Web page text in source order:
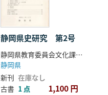
静岡県史研究 第2号
静岡県教育委員会文化課県史編さん室 編
静岡県
新刊 在庫なし
古書 1 点 1,100 円